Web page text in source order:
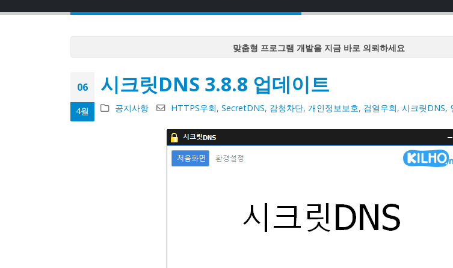
맞춤형 프로그램 개발을 지금 바로 의뢰하세요
맞춤형 프로그램 개발을 지금 바로 의뢰하세요
맞춤형 프로그램 개발을 지금 바로 의뢰하세요
06
4월
시크릿DNS 3.8.8 업데이트
공지사항 HTTPS우회, SecretDNS, 감청차단, 개인정보보호, 검열우회, 시크릿DNS,